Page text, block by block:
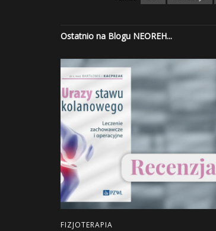
Ostatnio na Blogu NEOREH...
FIZJOTERAPIA